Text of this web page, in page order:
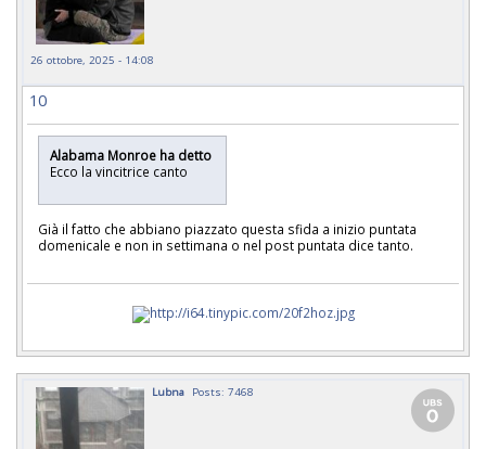
26 ottobre, 2025 - 14:08
10
Alabama Monroe ha detto
Ecco la vincitrice canto
Già il fatto che abbiano piazzato questa sfida a inizio puntata
domenicale e non in settimana o nel post puntata dice tanto.
Lubna Posts: 7468